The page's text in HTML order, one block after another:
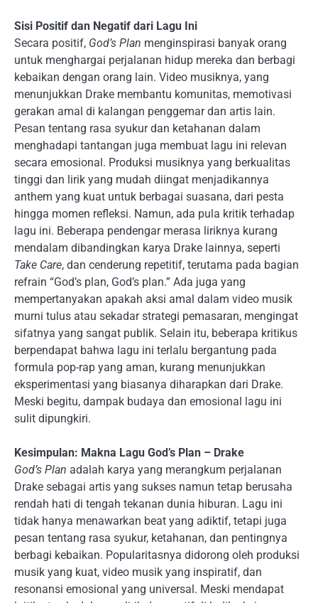
Sisi Positif dan Negatif dari Lagu Ini
Secara positif, God’s Plan menginspirasi banyak orang
untuk menghargai perjalanan hidup mereka dan berbagi
kebaikan dengan orang lain. Video musiknya, yang
menunjukkan Drake membantu komunitas, memotivasi
gerakan amal di kalangan penggemar dan artis lain.
Pesan tentang rasa syukur dan ketahanan dalam
menghadapi tantangan juga membuat lagu ini relevan
secara emosional. Produksi musiknya yang berkualitas
tinggi dan lirik yang mudah diingat menjadikannya
anthem yang kuat untuk berbagai suasana, dari pesta
hingga momen refleksi. Namun, ada pula kritik terhadap
lagu ini. Beberapa pendengar merasa liriknya kurang
mendalam dibandingkan karya Drake lainnya, seperti
Take Care, dan cenderung repetitif, terutama pada bagian
refrain “God’s plan, God’s plan.” Ada juga yang
mempertanyakan apakah aksi amal dalam video musik
murni tulus atau sekadar strategi pemasaran, mengingat
sifatnya yang sangat publik. Selain itu, beberapa kritikus
berpendapat bahwa lagu ini terlalu bergantung pada
formula pop-rap yang aman, kurang menunjukkan
eksperimentasi yang biasanya diharapkan dari Drake.
Meski begitu, dampak budaya dan emosional lagu ini
sulit dipungkiri.
Kesimpulan: Makna Lagu God’s Plan – Drake
God’s Plan adalah karya yang merangkum perjalanan
Drake sebagai artis yang sukses namun tetap berusaha
rendah hati di tengah tekanan dunia hiburan. Lagu ini
tidak hanya menawarkan beat yang adiktif, tetapi juga
pesan tentang rasa syukur, ketahanan, dan pentingnya
berbagi kebaikan. Popularitasnya didorong oleh produksi
musik yang kuat, video musik yang inspiratif, dan
resonansi emosional yang universal. Meski mendapat